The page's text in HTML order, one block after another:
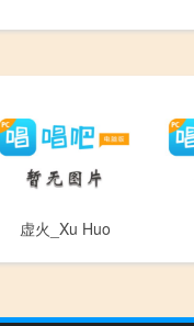
虚火_Xu Huo